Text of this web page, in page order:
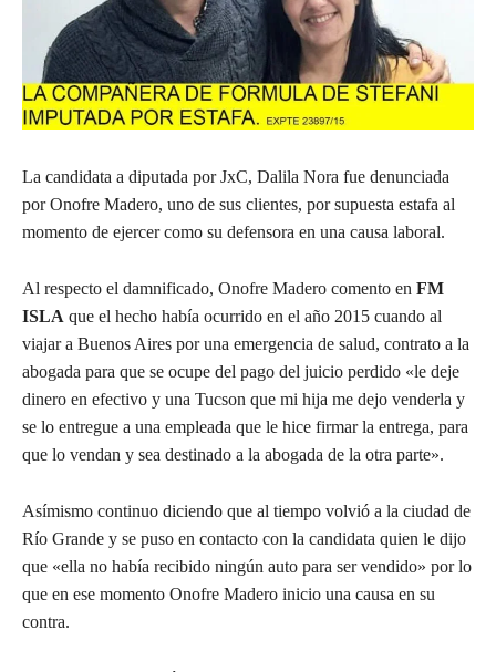
La candidata a diputada por JxC, Dalila Nora fue denunciada
por Onofre Madero, uno de sus clientes, por supuesta estafa al
momento de ejercer como su defensora en una causa laboral.
Al respecto el damnificado, Onofre Madero comento en FM
ISLA que el hecho había ocurrido en el año 2015 cuando al
viajar a Buenos Aires por una emergencia de salud, contrato a la
abogada para que se ocupe del pago del juicio perdido «le deje
dinero en efectivo y una Tucson que mi hija me dejo venderla y
se lo entregue a una empleada que le hice firmar la entrega, para
que lo vendan y sea destinado a la abogada de la otra parte».
Asímismo continuo diciendo que al tiempo volvió a la ciudad de
Río Grande y se puso en contacto con la candidata quien le dijo
que «ella no había recibido ningún auto para ser vendido» por lo
que en ese momento Onofre Madero inicio una causa en su
contra.